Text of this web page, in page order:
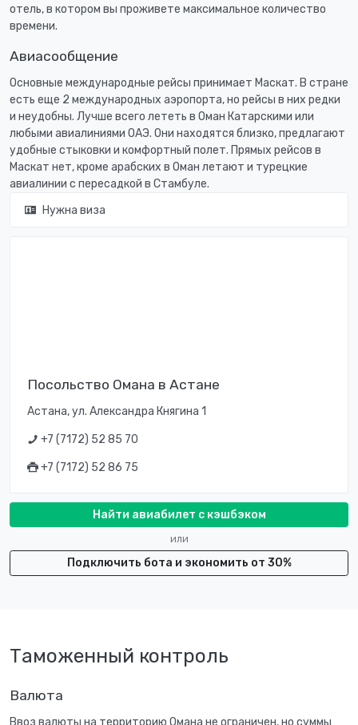
отель, в котором вы проживете максимальное количество
времени.
Авиасообщение
Основные международные рейсы принимает Маскат. В стране
есть еще 2 международных аэропорта, но рейсы в них редки
и неудобны. Лучше всего лететь в Оман Катарскими или
любыми авиалиниями ОАЭ. Они находятся близко, предлагают
удобные стыковки и комфортный полет. Прямых рейсов в
Маскат нет, кроме арабских в Оман летают и турецкие
авиалинии с пересадкой в Стамбуле.
Нужна виза
Посольство Омана в Астане
Астана, ул. Александра Княгина 1
+7 (7172) 52 85 70
+7 (7172) 52 86 75
Найти авиабилет с кэшбэком
или
Подключить бота и экономить от 30%
Таможенный контроль
Валюта
Ввоз валюты на территорию Омана не ограничен, но суммы